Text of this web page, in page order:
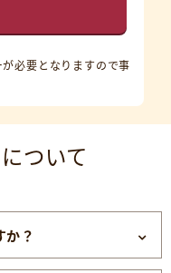
必要となりますので事
ついて
か？